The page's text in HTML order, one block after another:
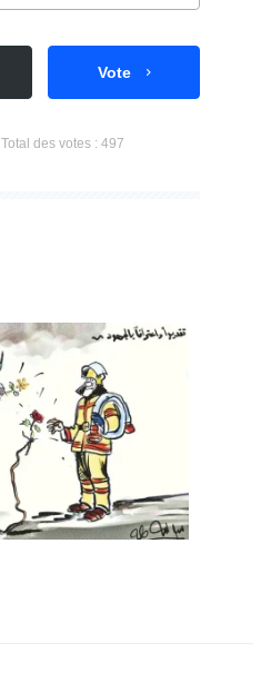
Vote
Total des votes : 497